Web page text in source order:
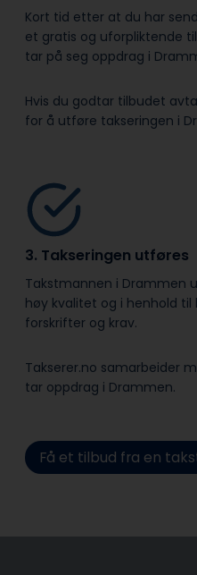
Kort tid etter at du har
et gratis og uforpliktende
tar på seg oppdrag i
Hvis du godtar tilbudet
for å utføre takseringen i
3. Takseringen utføres
Takstmannen i Drammen
høy kvalitet og i henhold
forskrifter og krav.
Takserer.no samarbeider
tar oppdrag i Drammen.
Få et tilbud fra en